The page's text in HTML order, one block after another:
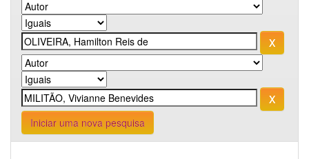
Iniciar uma nova pesquisa